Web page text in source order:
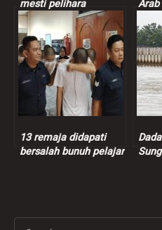
mesti pelihara
sensitiviti, suara hati
pendeposit – Dr.Zulkifli
13 remaja didapati
bersalah bunuh pelajar